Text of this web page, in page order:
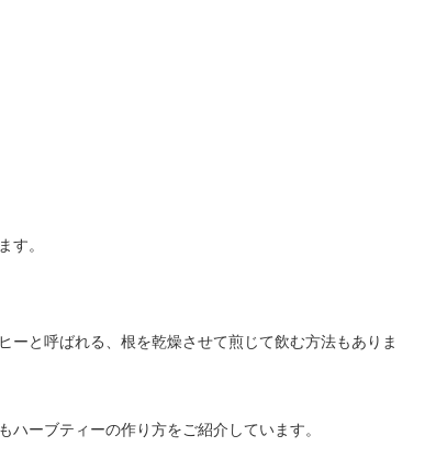
す。
と呼ばれる、根を乾燥させて煎じて飲む方法もありま
ーブティーの作り方をご紹介しています。